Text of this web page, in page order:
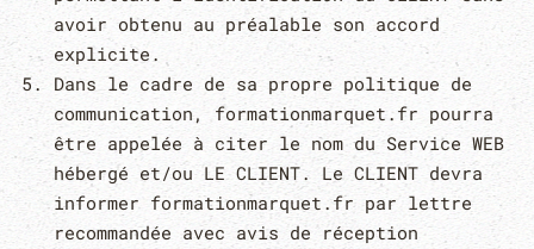
avoir obtenu au préalable son accord
explicite.
Dans le cadre de sa propre politique de
communication, formationmarquet.fr pourra
être appelée à citer le nom du Service WEB
hébergé et/ou LE CLIENT. Le CLIENT devra
informer formationmarquet.fr par lettre
recommandée avec avis de réception